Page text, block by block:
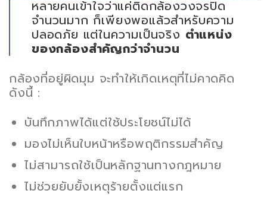
หลายคนเข้าใจว่าแค่ติดกล้องวงจรปิด
จำนวนมาก ก็เพียงพอแล้วสำหรับความ
ปลอดภัย แต่ในความเป็นจริง ตำแหน่ง
ของกล้องสำคัญกว่าจำนวน
กล้องที่อยู่ผิดมุม จะทำให้เกิดเหตุที่ไม่คาดคิด
ดังนี้ :
บันทึกภาพได้แต่ใช้ประโยชน์ไม่ได้
มองไม่เห็นใบหน้าหรือพฤติกรรมสำคัญ
ไม่สามารถใช้เป็นหลักฐานทางกฎหมาย
ไม่ช่วยยับยั้งเหตุร้ายตั้งแต่แรก